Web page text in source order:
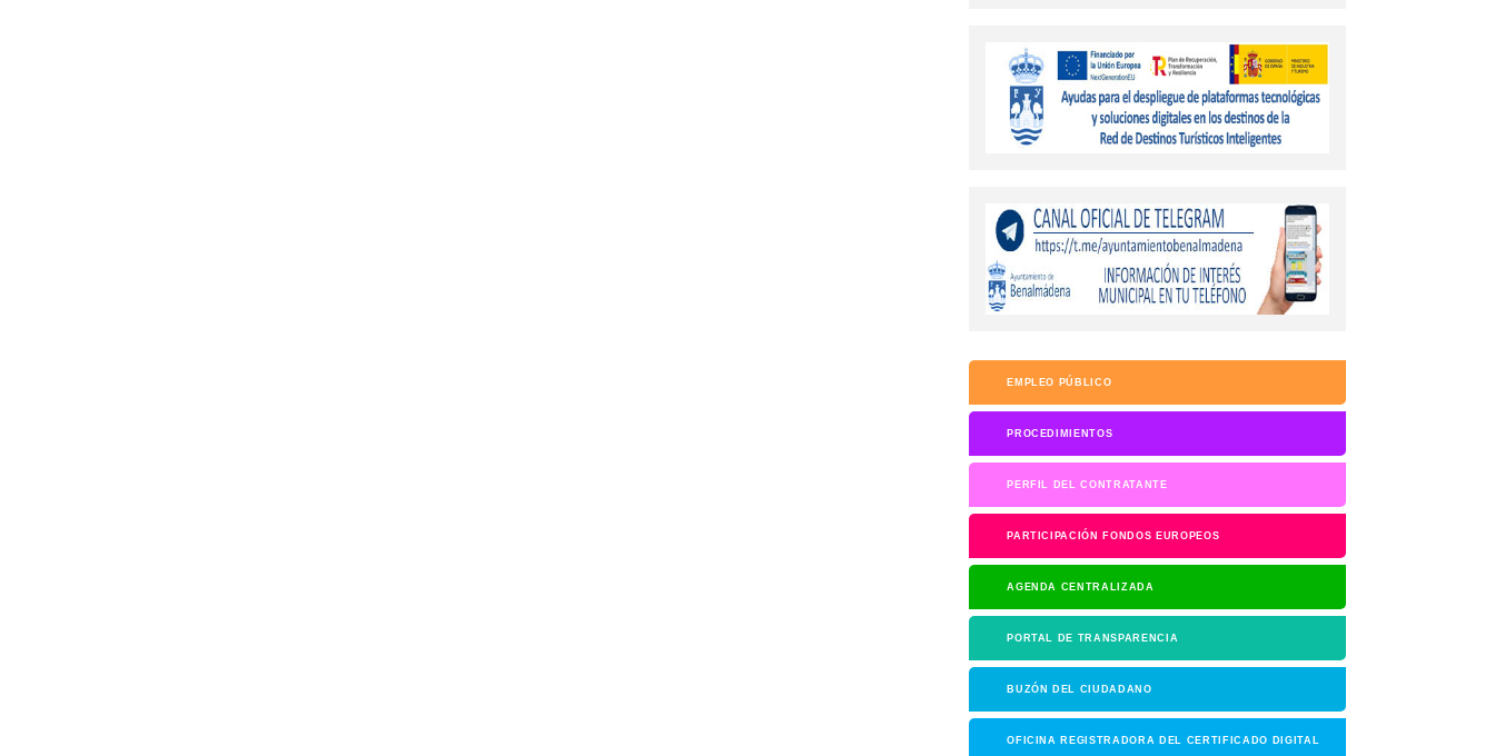
EMPLEO PÚBLICO
PROCEDIMIENTOS
PERFIL DEL CONTRATANTE
PARTICIPACIÓN FONDOS EUROPEOS
AGENDA CENTRALIZADA
PORTAL DE TRANSPARENCIA
BUZÓN DEL CIUDADANO
OFICINA REGISTRADORA DEL CERTIFICADO DIGITAL